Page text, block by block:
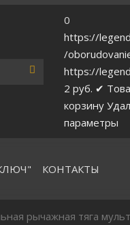
0
https://
/
https://
2 руб. ✔
корзину
параметры
КОНТАКТЫ
рычажная тяга